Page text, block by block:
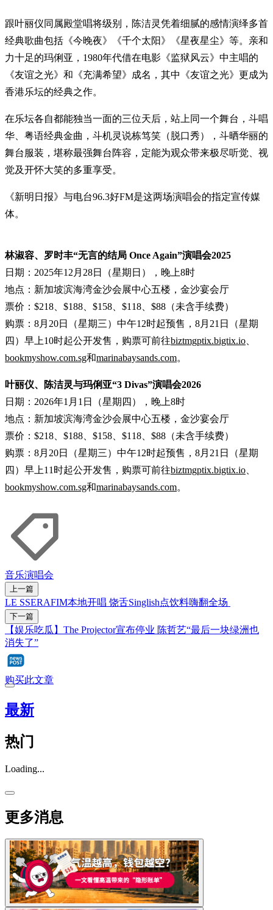
跟叶丽仪同属殿堂唱将级别，陈洁灵凭着细腻的感情演绎多首
经典歌曲包括《今晚夜》《千个太阳》《星夜星尘》等。亲和
力十足的玛俐亚，1980年代借在电影《监狱风云》中主唱的
《友谊之光》和《充满希望》成名，其中《友谊之光》更成为
香港乐坛的经典之作。
在乐坛各自都能独当一面的三位天后，站上同一个舞台，斗唱
华、粤语经典金曲，斗机灵说栋笃笑（脱口秀），斗晒华丽的
舞台服装，堪称最强舞台阵容，定能为观众带来极尽听觉、视
觉及开怀大笑的多重享受。
《新明日报》与电台96.3好FM是这两场演唱会的指定宣传媒
体。
林淑容、罗时丰“无言的结局 Once Again”演唱会2025
日期：2025年12月28日（星期日），晚上8时
地点：新加坡滨海湾金沙会展中心五楼，金沙宴会厅
票价：$218、$188、$158、$118、$88（未含手续费）
购票：8月20日（星期三）中午12时起预售，8月21日（星期
四）早上10时起公开发售，购票可前往biztmgptix.bigtix.io
bookmyshow.com.sg和marinabaysands.com。
叶丽仪、陈洁灵与玛俐亚“3 Divas”演唱会2026
日期：2026年1月1日（星期四），晚上8时
地点：新加坡滨海湾金沙会展中心五楼，金沙宴会厅
票价：$218、$188、$158、$118、$88（未含手续费）
购票：8月20日（星期三）中午12时起预售，8月21日（星期
四）早上11时起公开发售，购票可前往biztmgptix.bigtix.io
bookmyshow.com.sg和marinabaysands.com。
音乐演唱会
上一篇
LE SSERAFIM本地开唱 饶舌Singlish点饮料嗨翻全场
下一篇
【娱乐吃瓜】The Projector宣布停业 陈哲艺“最后一块绿洲也
消失了”
购买此文章
最新
热门
Loading...
更多消息